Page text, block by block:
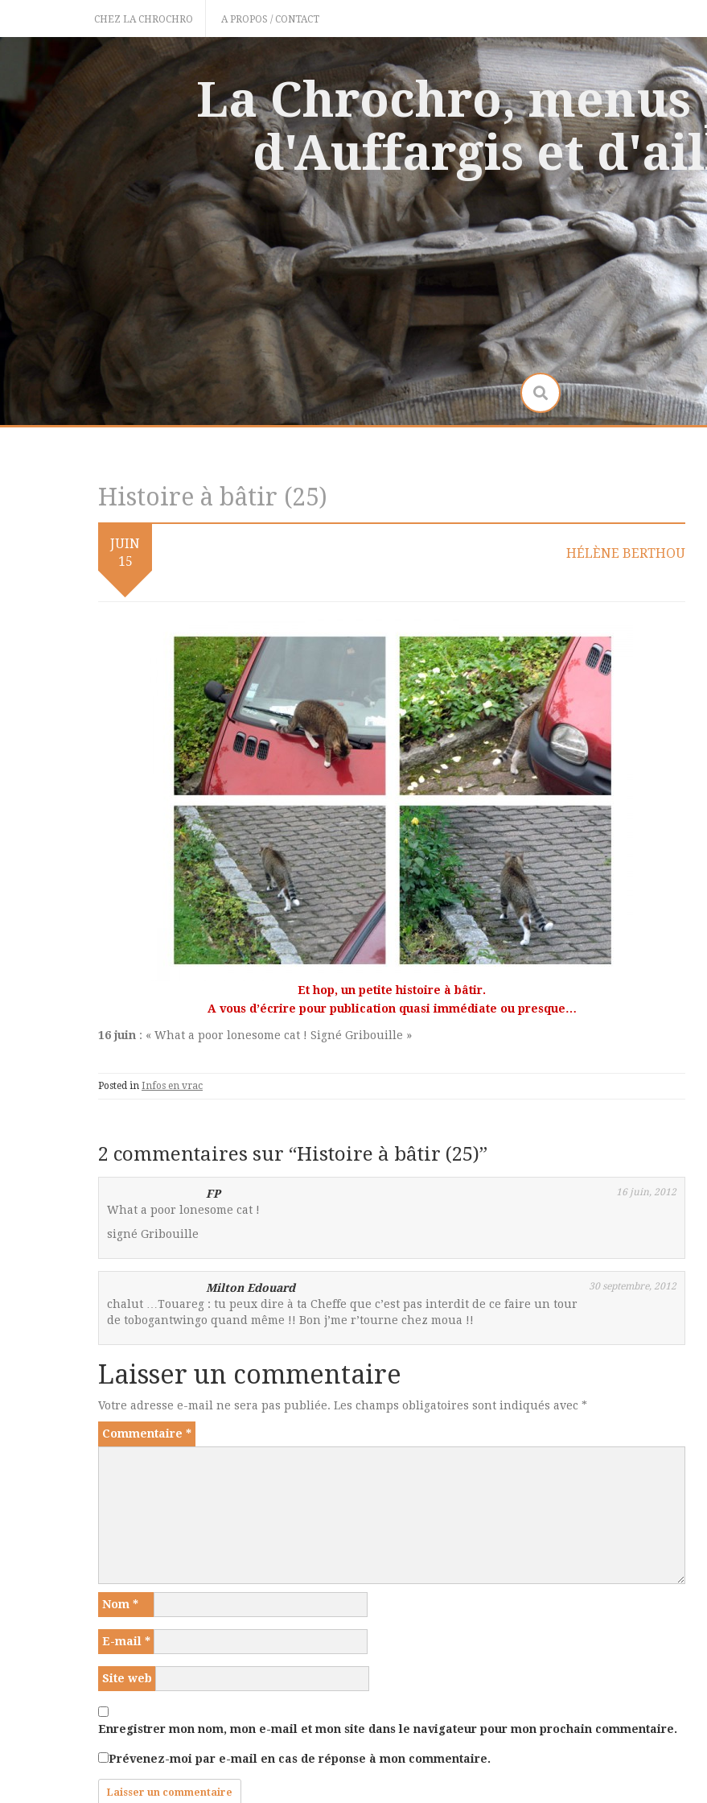
content
CHEZ LA CHROCHRO A PROPOS / CONTACT
La Chrochro,
d'Auffargis et
Histoire à bâtir (25)
JUIN
15
HÉLÈNE BERTHOU
Et hop, un petite histoire à bâtir.
A vous d’écrire pour publication quasi immédiate ou presque…
16 juin : « What a poor lonesome cat ! Signé Gribouille »
Posted in Infos en vrac
2 commentaires sur “Histoire à bâtir (25)”
FP 16 juin, 2012
What a poor lonesome cat !
signé Gribouille
Milton Edouard 30 septembre, 2012
chalut …Touareg : tu peux dire à ta Cheffe que c’est pas interdit de ce faire un tour
de tobogantwingo quand même !! Bon j’me r’tourne chez moua !!
Laisser un commentaire
Votre adresse e-mail ne sera pas publiée. Les champs obligatoires sont indiqués avec *
Commentaire *
Nom *
E-mail *
Site web
Enregistrer mon nom, mon e-mail et mon site dans le navigateur pour mon prochain commentaire.
Prévenez-moi par e-mail en cas de réponse à mon commentaire.